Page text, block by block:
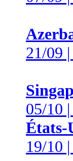
21/09
05/10
États-
19/10